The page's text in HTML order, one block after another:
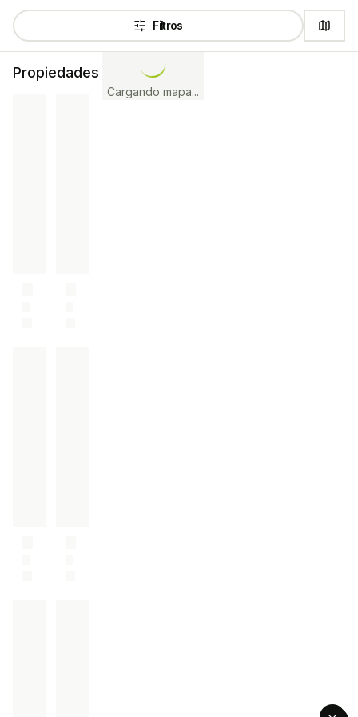
Filtros
Propiedades
Cargando mapa...